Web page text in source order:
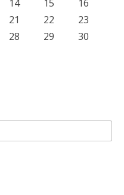
14 15
16
21 22
23
28 29
30